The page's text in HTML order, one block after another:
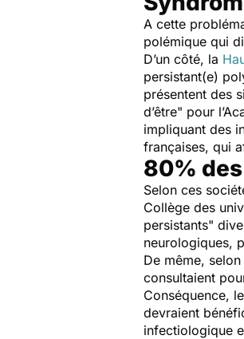
A cette
polémique qui
D’un côté, la
persistant(e)
présentent des
d’être" pour
impliquant des
françaises, qui
80%
Selon ces
Collège des
persistants"
neurologiques,
De même,
consultaient
Conséquence,
devraient
infectiologique